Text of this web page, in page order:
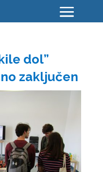
dol”
zaključen